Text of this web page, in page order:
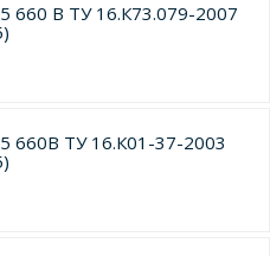
660 В ТУ 16.К73.079-2007
660В ТУ 16.К01-37-2003